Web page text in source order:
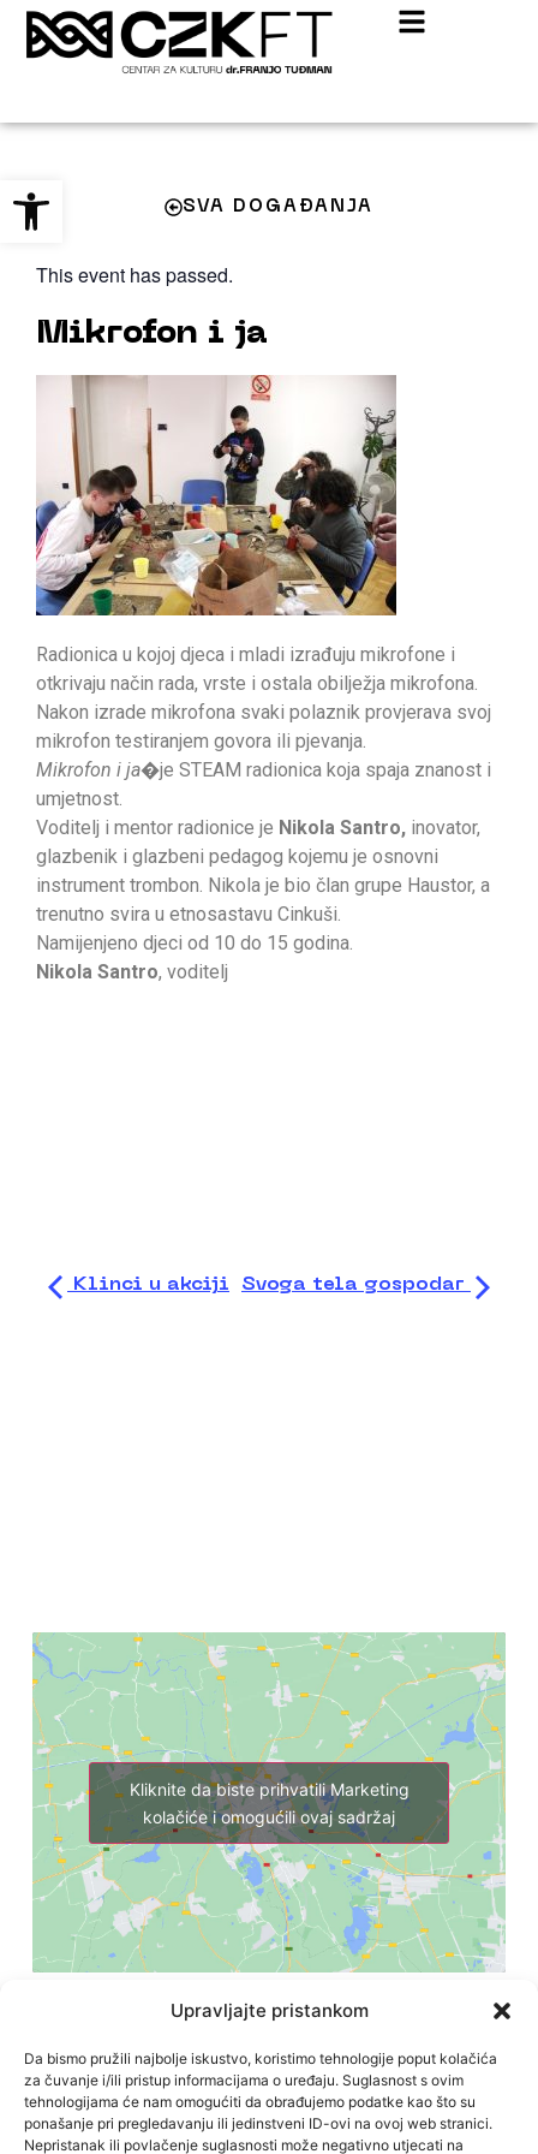
Open toolbar
Upravljajte pristankom
Da bismo pružili najbolje iskustvo, koristimo tehnologije poput kolačića
za čuvanje i/ili pristup informacijama o uređaju. Suglasnost s ovim
tehnologijama će nam omogućiti da obrađujemo podatke kao što su
ponašanje pri pregledavanju ili jedinstveni ID-ovi na ovoj web stranici.
Nepristanak ili povlačenje suglasnosti može negativno utjecati na
SVA DOGAĐANJA
This event has passed.
Mikrofon i ja
Radionica u kojoj djeca i mladi izrađuju mikrofone i
otkrivaju način rada, vrste i ostala obilježja mikrofona.
Nakon izrade mikrofona svaki polaznik provjerava svoj
mikrofon testiranjem govora ili pjevanja.
Mikrofon i ja�je STEAM radionica koja spaja znanost i
umjetnost.
Voditelj i mentor radionice je Nikola Santro, inovator,
glazbenik i glazbeni pedagog kojemu je osnovni
instrument trombon. Nikola je bio član grupe Haustor, a
trenutno svira u etnosastavu Cinkuši.
Namijenjeno djeci od 10 do 15 godina.
Nikola Santro, voditelj
Klinci u akciji Svoga tela gospodar
Kliknite da biste prihvatili Marketing
kolačiće i omogućili ovaj sadržaj